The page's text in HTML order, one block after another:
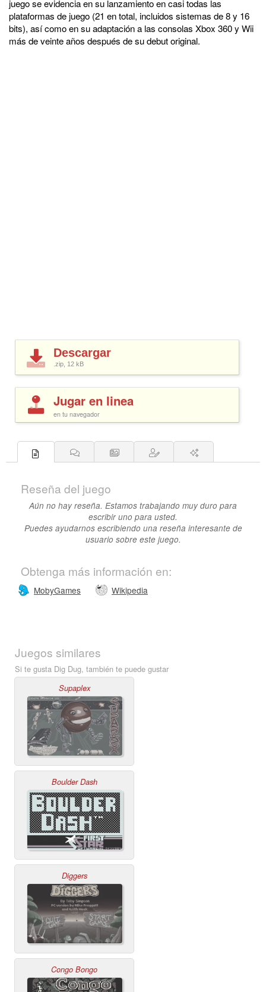
juego se evidencia en su lanzamiento en casi todas las
plataformas de juego (21 en total, incluidos sistemas de 8 y 16
bits), así como en su adaptación a las consolas Xbox 360 y Wii
más de veinte años después de su debut original.
Descargar
.zip, 12 kB
Jugar en linea
en tu navegador
Reseña del juego
Aún no hay reseña. Estamos trabajando muy duro para
escribir uno para usted.
Puedes ayudarnos escribiendo una reseña interesante de
usuario sobre este juego.
Obtenga más información en:
MobyGames Wikipedia
Juegos similares
Si te gusta Dig Dug, también te puede gustar
Supaplex
Boulder Dash
Diggers
Congo Bongo